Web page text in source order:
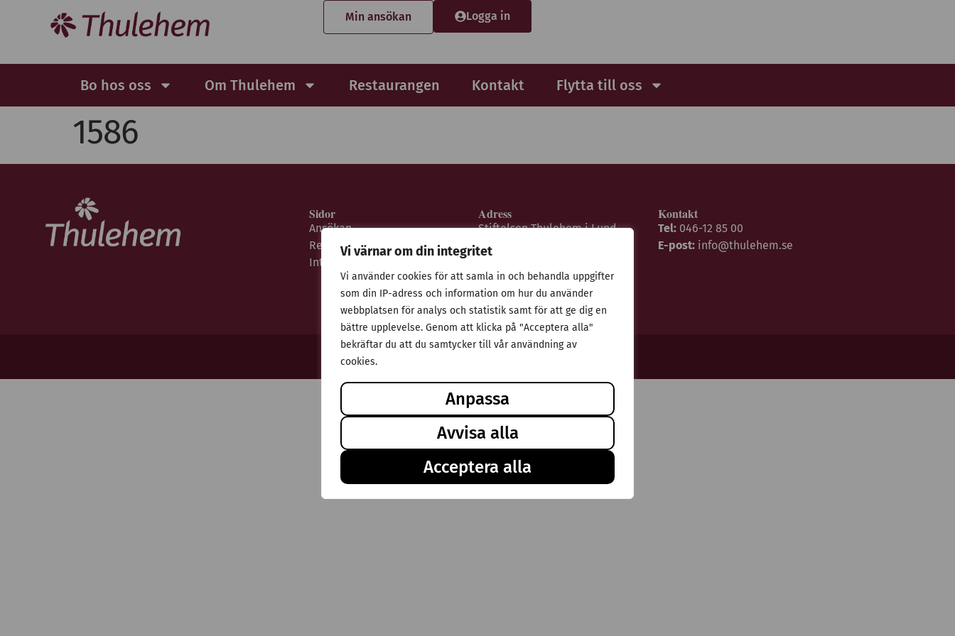
Vi värnar om din integritet
Vi använder cookies för att samla in och behandla uppgifter
som din IP-adress och information om hur du använder
webbplatsen för analys och statistik samt för att ge dig en
bättre upplevelse. Genom att klicka på "Acceptera alla"
bekräftar du att du samtycker till vår användning av
cookies.
Anpassa
Avvisa alla
Acceptera alla
Min ansökan Logga in
Bo hos oss Om Thulehem Restaurangen Kontakt Flytta till oss
1586
Sidor
Ansökan
Restaurangen
Integritetspolicy
Adress
Stiftelsen Thulehem i Lund
Thulehemsvägen 40
Kontakt
Tel: 046-12 85 00
E-post: info@thulehem.se
© Stiftelsen Thulehem 2025